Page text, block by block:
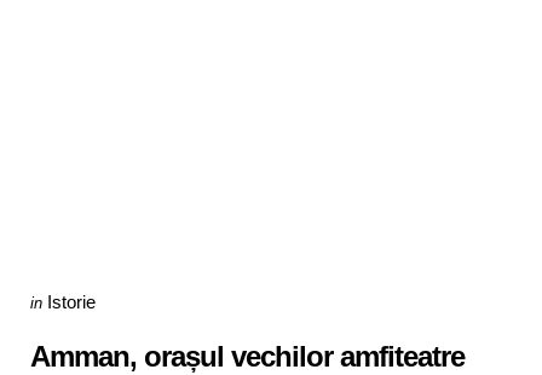
Categories
Posted
in Istorie
Amman, orașul vechilor amfiteatre